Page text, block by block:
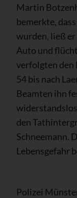
Martin
bemerkte,
wurden, ließ er
Auto und
verfolgten den
54 bis nach
Beamten ihn
den
Schneemann.
Lebensgefahr
Polizei